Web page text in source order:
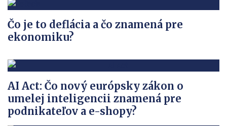
Čo je to deflácia a čo znamená pre
ekonomiku?
AI Act: Čo nový európsky zákon o
umelej inteligencii znamená pre
podnikateľov a e-shopy?